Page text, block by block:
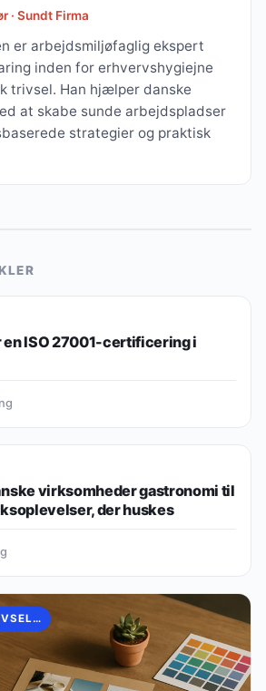
· Sundt Firma
er arbejdsmiljøfaglig ekspert
inden for erhvervshygiejne
trivsel. Han hjælper danske
at skabe sunde arbejdspladser
strategier og praktisk
ISO 27001-certificering i
virksomheder gastronomi til
der huskes
ARBEJDSLIV, TRIVSEL & KULTUR